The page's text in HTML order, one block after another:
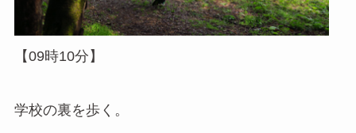
【09時10分】
学校の裏を歩く。